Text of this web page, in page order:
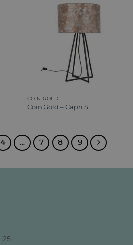
COIN GOLD
Coin Gold – Capri S
4 … 7 8 9
25